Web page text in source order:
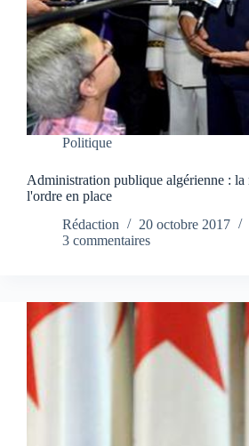
Politique
Administration publique algérienne : la
l'ordre en place
Rédaction
20 octobre 2017
3 commentaires